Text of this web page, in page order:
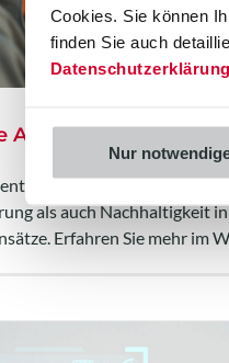
Cookies. Sie können
finden Sie auch
Datenschutzerklärung
Nur
Assessment
Replenishment
als auch Nachhaltigkeit
Erfahren Sie mehr im